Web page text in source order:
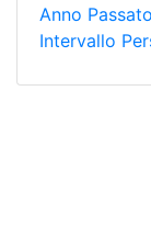
Anno Passato
Intervallo